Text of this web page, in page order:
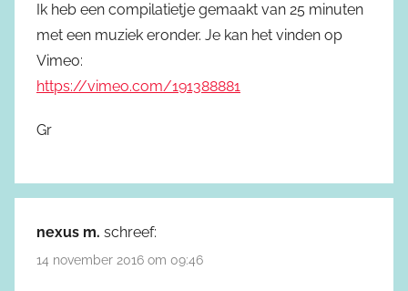
Ik heb een compilatietje gemaakt van 25 minuten
met een muziek eronder. Je kan het vinden op
Vimeo:
https://vimeo.com/191388881
Gr
nexus m. schreef:
14 november 2016 om 09:46